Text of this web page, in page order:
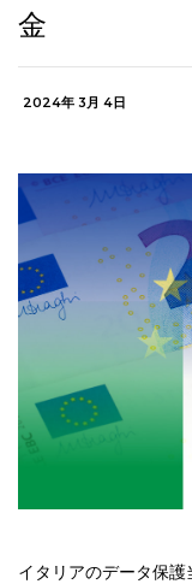
金
2024年 3月 4日
イタリアのデータ保